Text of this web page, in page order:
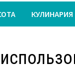
КУЛИНАРИЯ